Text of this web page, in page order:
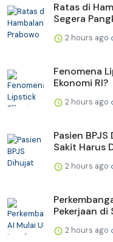
Ratas di
Segera
2 hours ago
Fenomena
Ekonomi RI?
2 hours ago
Pasien
Sakit Harus
2 hours ago
Pekerjaan di
2 hours ago